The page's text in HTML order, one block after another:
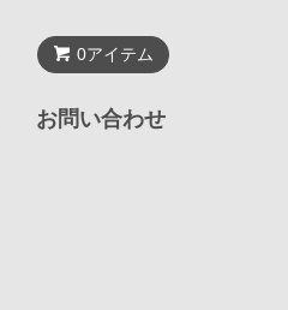
0アイテム
お問い合わせ